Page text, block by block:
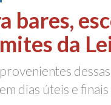
bares,
da
dias úteis e finais